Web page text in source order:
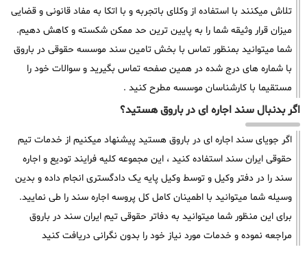
تلاش میکنند با استفاده از وکلای باتجربه و با اتکا به مفاد قانونی و قضایی
میزان قرار وثیقه شما را به پایین ترین حد ممکن شکسته و کاهش دهیم.
شما میتوانید بمنظور تماس با بخش تامین سند موسسه حقوقی در باروق
با شماره های درج شده در همین صفحه تماس بگیرید و سوالات خود را
مستقیما با کارشناسان موسسه مطرح کنید .
اگر بدنبال سند اجاره ای در باروق هستید؟
اگر جویای سند اجاره ای در باروق هستید پیشنهاد میکنیم از خدمات تیم
حقوقی ایران سند استفاده کنید ، این مجموعه کلیه فرایند تودیع و اجاره
سند را در دفتر وکیل و توسط وکیل پایه یک دادگستری انجام داده و بدین
وسیله شما میتوانید با اطمینان کامل کل پروسه اجاره سند را طی نمایید.
برای این منظور شما میتوانید به دفاتر حقوقی تیم ایران سند در باروق
مراجعه نموده و خدمات مورد نیاز خود را بدون نگرانی دریافت کنید